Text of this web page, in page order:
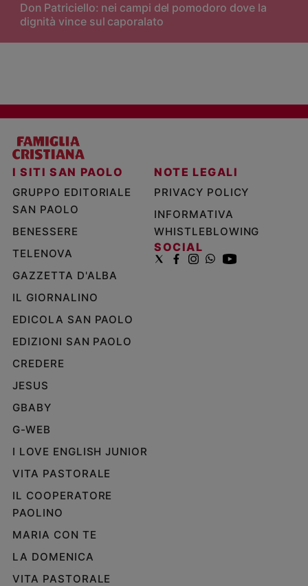
Don Patriciello: nei campi del pomodoro dove la
dignità vince sul caporalato
I SITI SAN PAOLO
GRUPPO EDITORIALE
SAN PAOLO
BENESSERE
TELENOVA
GAZZETTA D'ALBA
IL GIORNALINO
EDICOLA SAN PAOLO
EDIZIONI SAN PAOLO
CREDERE
JESUS
GBABY
G-WEB
I LOVE ENGLISH JUNIOR
VITA PASTORALE
IL COOPERATORE
PAOLINO
MARIA CON TE
LA DOMENICA
VITA PASTORALE
NOTE LEGALI
PRIVACY POLICY
INFORMATIVA
WHISTLEBLOWING
SOCIAL